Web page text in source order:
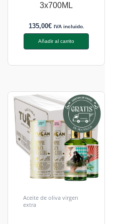
3x700ML
135,00€ IVA incluido.
Añadir al carrito
Aceite de oliva virgen
extra